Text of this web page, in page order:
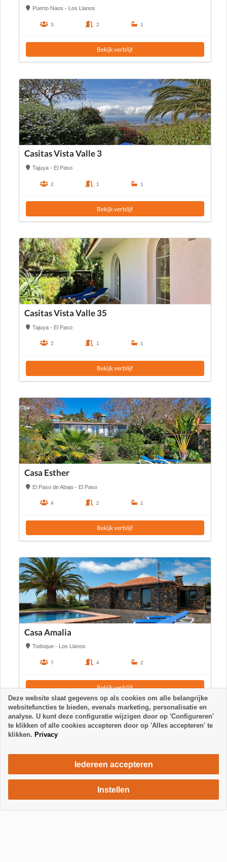
Puerto Naos - Los Llanos
3 2 1
Bekijk verblijf
Casitas Vista Valle 3
Tajuya - El Paso
2 1 1
Bekijk verblijf
Casitas Vista Valle 35
Tajuya - El Paso
2 1 1
Bekijk verblijf
Casa Esther
El Paso de Abajo - El Paso
4 2 1
Bekijk verblijf
Casa Amalia
Todoque - Los Llanos
7 4 2
Bekijk verblijf
474 €/ week
Deze website slaat gegevens op als cookies om alle belangrijke
websitefuncties te bieden, evenals marketing, personalisatie en
analyse. U kunt deze configuratie wijzigen door op 'Configureren'
te klikken of alle cookies accepteren door op 'Alles accepteren' te
klikken. Privacy
Iedereen accepteren
Instellen